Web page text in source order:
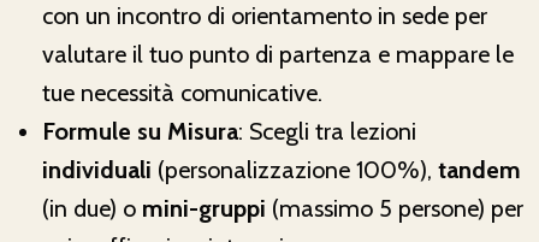
con un incontro di orientamento in sede per
valutare il tuo punto di partenza e mappare le
tue necessità comunicative.
Formule su Misura: Scegli tra lezioni
individuali (personalizzazione 100%), tandem
(in due) o mini-gruppi (massimo 5 persone) per